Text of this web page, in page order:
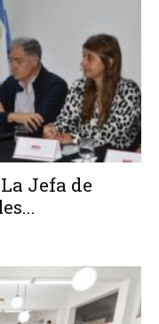
Jefa de